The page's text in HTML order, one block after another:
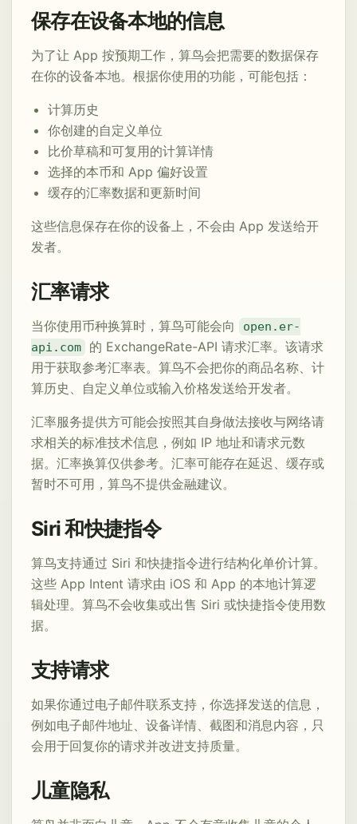
保存在设备本地的信息
为了让 App 按预期工作，算鸟会把需要的数据保存
在你的设备本地。根据你使用的功能，可能包括：
计算历史
你创建的自定义单位
比价草稿和可复用的计算详情
选择的本币和 App 偏好设置
缓存的汇率数据和更新时间
这些信息保存在你的设备上，不会由 App 发送给开
发者。
汇率请求
当你使用币种换算时，算鸟可能会向
open.er-
api.com
的 ExchangeRate-API 请求汇率。该请求
用于获取参考汇率表。算鸟不会把你的商品名称、计
算历史、自定义单位或输入价格发送给开发者。
汇率服务提供方可能会按照其自身做法接收与网络请
求相关的标准技术信息，例如 IP 地址和请求元数
据。汇率换算仅供参考。汇率可能存在延迟、缓存或
暂时不可用，算鸟不提供金融建议。
Siri 和快捷指令
算鸟支持通过 Siri 和快捷指令进行结构化单价计算。
这些 App Intent 请求由 iOS 和 App 的本地计算逻
辑处理。算鸟不会收集或出售 Siri 或快捷指令使用数
据。
支持请求
如果你通过电子邮件联系支持，你选择发送的信息，
例如电子邮件地址、设备详情、截图和消息内容，只
会用于回复你的请求并改进支持质量。
儿童隐私